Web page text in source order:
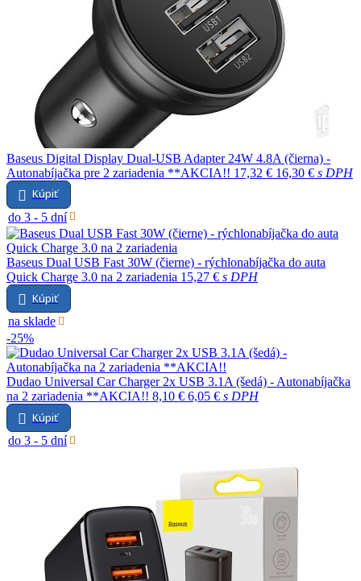
Baseus Digital Display Dual-USB Adapter 24W 4.8A (čierna) -
Autonabíjačka pre 2 zariadenia **AKCIA!! 17,32 € 16,30 € s DPH
Kúpiť
do 3 - 5 dní
Baseus Dual USB Fast 30W (čierne) - rýchlonabíjačka do auta
Quick Charge 3.0 na 2 zariadenia 15,27 € s DPH
Kúpiť
na sklade
-25%
Dudao Universal Car Charger 2x USB 3.1A (šedá) - Autonabíjačka
na 2 zariadenia **AKCIA!! 8,10 € 6,05 € s DPH
Kúpiť
do 3 - 5 dní